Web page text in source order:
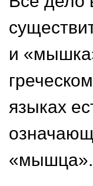
и
языках
«мышца».